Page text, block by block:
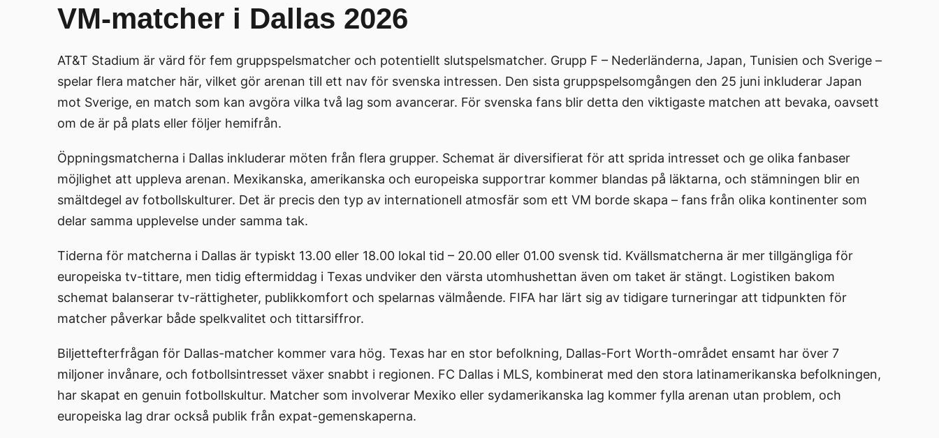
VM-matcher i Dallas 2026
AT&T Stadium är värd för fem gruppspelsmatcher och potentiellt slutspelsmatcher. Grupp F – Nederländerna, Japan, Tunisien och Sverige –
spelar flera matcher här, vilket gör arenan till ett nav för svenska intressen. Den sista gruppspelsomgången den 25 juni inkluderar Japan
mot Sverige, en match som kan avgöra vilka två lag som avancerar. För svenska fans blir detta den viktigaste matchen att bevaka, oavsett
om de är på plats eller följer hemifrån.
Öppningsmatcherna i Dallas inkluderar möten från flera grupper. Schemat är diversifierat för att sprida intresset och ge olika fanbaser
möjlighet att uppleva arenan. Mexikanska, amerikanska och europeiska supportrar kommer blandas på läktarna, och stämningen blir en
smältdegel av fotbollskulturer. Det är precis den typ av internationell atmosfär som ett VM borde skapa – fans från olika kontinenter som
delar samma upplevelse under samma tak.
Tiderna för matcherna i Dallas är typiskt 13.00 eller 18.00 lokal tid – 20.00 eller 01.00 svensk tid. Kvällsmatcherna är mer tillgängliga för
europeiska tv-tittare, men tidig eftermiddag i Texas undviker den värsta utomhushettan även om taket är stängt. Logistiken bakom
schemat balanserar tv-rättigheter, publikkomfort och spelarnas välmående. FIFA har lärt sig av tidigare turneringar att tidpunkten för
matcher påverkar både spelkvalitet och tittarsiffror.
Biljettefterfrågan för Dallas-matcher kommer vara hög. Texas har en stor befolkning, Dallas-Fort Worth-området ensamt har över 7
miljoner invånare, och fotbollsintresset växer snabbt i regionen. FC Dallas i MLS, kombinerat med den stora latinamerikanska befolkningen,
har skapat en genuin fotbollskultur. Matcher som involverar Mexiko eller sydamerikanska lag kommer fylla arenan utan problem, och
europeiska lag drar också publik från expat-gemenskaperna.